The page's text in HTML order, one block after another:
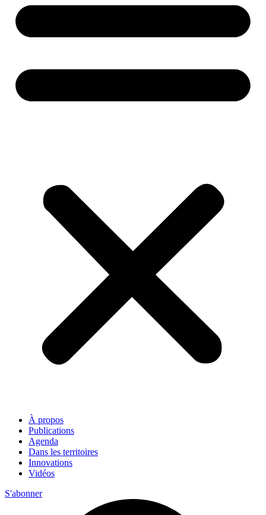
À propos
Publications
Agenda
Dans les territoires
Innovations
Vidéos
S'abonner